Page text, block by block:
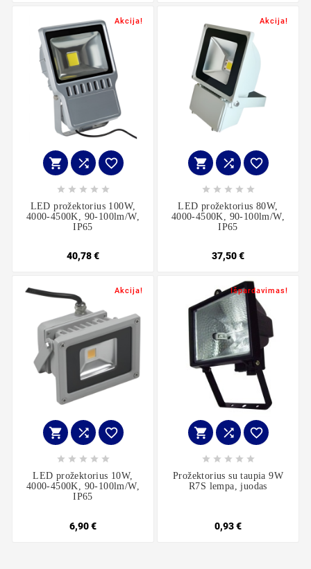
Akcija!
  
    
LED prožektorius 100W,
4000-4500K, 90-100lm/W,
IP65
40,78 €
Akcija!
  
    
LED prožektorius 80W,
4000-4500K, 90-100lm/W,
IP65
37,50 €
Akcija!
  
    
LED prožektorius 10W,
4000-4500K, 90-100lm/W,
IP65
6,90 €
Išpardavimas!
  
    
Prožektorius su taupia 9W
R7S lempa, juodas
0,93 €